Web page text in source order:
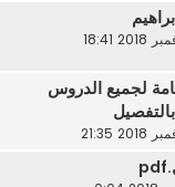
لجميع الدروس